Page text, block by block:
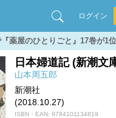
ログイン
薬屋のひとりごと』17巻が1
日本婦道記 (新潮文
山本周五郎
新潮社
(2018.10.27)
ISBN・EAN: 9784101134819